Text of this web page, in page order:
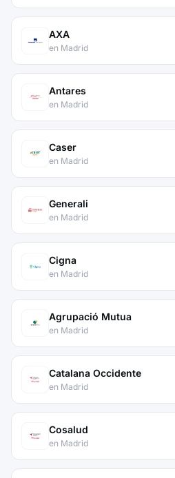
AXA
en Madrid
Antares
en Madrid
Caser
en Madrid
Generali
en Madrid
Cigna
en Madrid
Agrupació Mutua
en Madrid
Catalana Occidente
en Madrid
Cosalud
en Madrid